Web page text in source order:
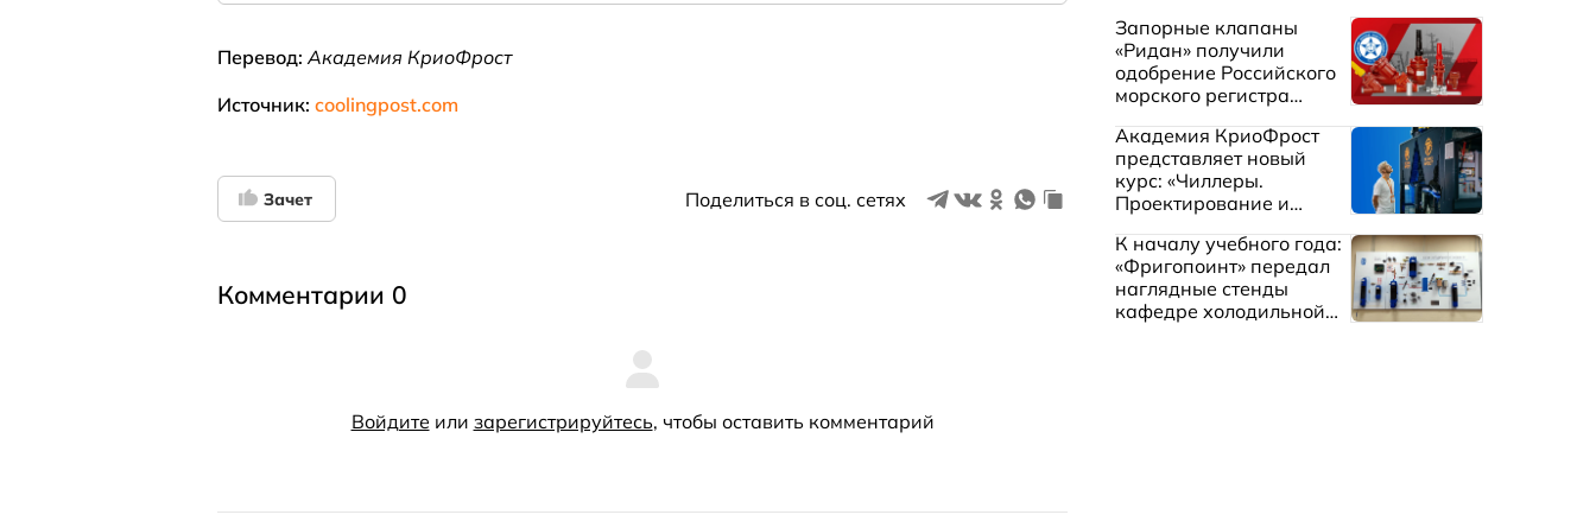
Перевод:Академия КриоФрост
Источник: coolingpost.com
Зачет Поделиться в соц. сетях
Комментарии 0
Войдите или зарегистрируйтесь, чтобы оставить комментарий
Запорные клапаны
«Ридан» получили
одобрение Российского
морского регистра
Академия КриоФрост
представляет новый
курс: «Чиллеры.
Проектирование и
охлаждения жидкостей»
К началу учебного года:
«Фригопоинт» передал
наглядные стенды
кафедре холодильной